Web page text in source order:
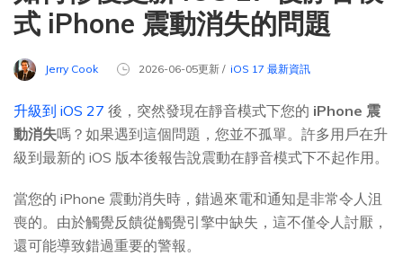
式 iPhone 震動消失的問題
Jerry Cook 2026-06-05更新 / iOS 17 最新資訊
升級到 iOS 27 後，突然發現在靜音模式下您的 iPhone 震
動消失嗎？如果遇到這個問題，您並不孤單。許多用戶在升
級到最新的 iOS 版本後報告說震動在靜音模式下不起作用。
當您的 iPhone 震動消失時，錯過來電和通知是非常令人沮
喪的。由於觸覺反饋從觸覺引擎中缺失，這不僅令人討厭，
還可能導致錯過重要的警報。